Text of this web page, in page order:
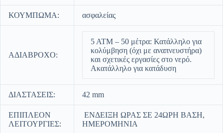
ΚΟΥΜΠΩΜΑ: ασφαλείας
ΑΔΙΑΒΡΟΧΟ:
5 ΑΤΜ – 50 μέτρα: Κατάλληλο για
κολύμβηση (όχι με αναπνευστήρα)
και σχετικές εργασίες στο νερό.
Ακατάλληλο για κατάδυση
ΔΙΑΣΤΑΣΕΙΣ: 42 mm
ΕΠΙΠΛΕΟΝ
ΛΕΙΤΟΥΡΓΙΕΣ:
ΕΝΔΕΙΞΗ ΩΡΑΣ ΣΕ 24ΩΡΗ ΒΑΣΗ,
ΗΜΕΡΟΜΗΝΙΑ